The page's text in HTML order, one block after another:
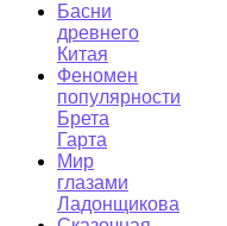
Басни
древнего
Китая
Феномен
популярности
Брета
Гарта
Мир
глазами
Ладонщикова